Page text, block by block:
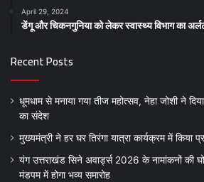
April 29, 2024
डेंगू और चिकनगुनिया को लेकर स्वास्थ्य विभाग का
Recent Posts
धूमधाम से मनाया गया तीज महोत्सव, नेहा जोशी ने
का संदेश
मुख्यमंत्री ने हर घर तिरंगा यात्रा कार्यक्रम में किया
यंग उत्तराखंड सिने अवार्ड्स 2026 के नामांकनों की
मंडपम में होगा भव्य समारोह